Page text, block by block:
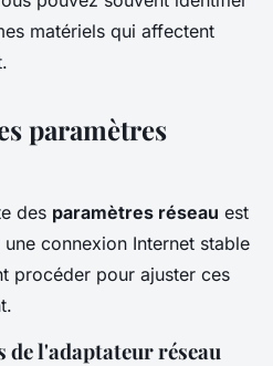
matériels qui affectent
paramètres
des paramètres réseau est
connexion Internet stable
procéder pour ajuster ces
de l'adaptateur réseau